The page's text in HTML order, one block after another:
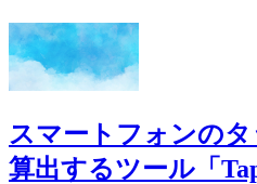
スマートフォンの
算出するツール「